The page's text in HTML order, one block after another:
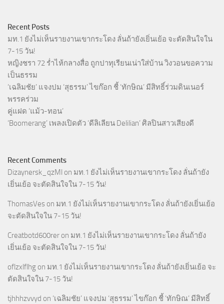
Recent Posts
มท.1 ยังไม่เห็นรายงานเขากระโดง ลั่นถ้ายังเยิ่นเย้อ จะตัดสินใจใน
7-15 วัน!
หญิงชรา 72 ร่ำไห้กลางสื่อ ถูกปาทุเรียนเน่าใส่บ้าน วิงวอนขอความ
เป็นธรรม
‘เฉลิมชัย’ แจงปม ‘สุธรรม’ ไขก๊อก ชี้ ‘ทักษิณ’ มีสิทธิ์ร่วมดินเนอร์
พรรคร่วม
คู่แฝด ‘แม้ว-ทอน’
‘Boomerang’ เพลงเปิดตัว ‘ดีลิเลียน Delilian’ ศิลปินสาวเสียงดี
Recent Comments
Dizaynersk_qzMl on มท.1 ยังไม่เห็นรายงานเขากระโดง ลั่นถ้ายัง
เยิ่นเย้อ จะตัดสินใจใน 7-15 วัน!
ThomasVes on มท.1 ยังไม่เห็นรายงานเขากระโดง ลั่นถ้ายังเยิ่นเย้อ
จะตัดสินใจใน 7-15 วัน!
Creatbotd600rer on มท.1 ยังไม่เห็นรายงานเขากระโดง ลั่นถ้ายัง
เยิ่นเย้อ จะตัดสินใจใน 7-15 วัน!
oflzxlflhg on มท.1 ยังไม่เห็นรายงานเขากระโดง ลั่นถ้ายังเยิ่นเย้อ จะ
ตัดสินใจใน 7-15 วัน!
tjhhhzvvyd on ‘เฉลิมชัย’ แจงปม ‘สุธรรม’ ไขก๊อก ชี้ ‘ทักษิณ’ มีสิทธิ์